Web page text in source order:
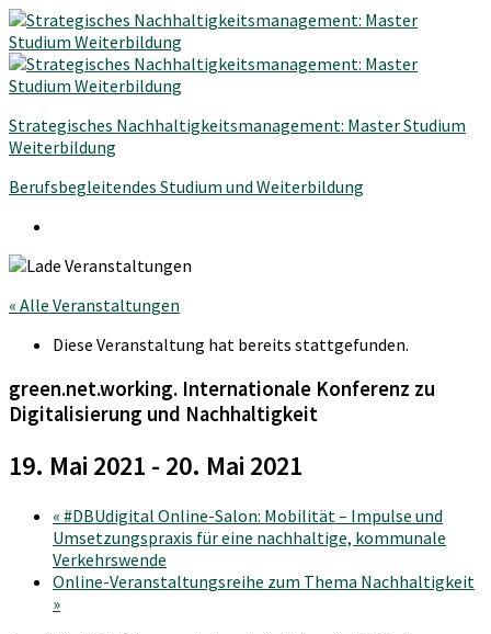
Strategisches Nachhaltigkeitsmanagement: Master Studium
Weiterbildung
Berufsbegleitendes Studium und Weiterbildung
« Alle Veranstaltungen
Diese Veranstaltung hat bereits stattgefunden.
green.net.working. Internationale Konferenz zu
Digitalisierung und Nachhaltigkeit
19. Mai 2021 - 20. Mai 2021
« #DBUdigital Online-Salon: Mobilität – Impulse und
Umsetzungspraxis für eine nachhaltige, kommunale
Verkehrswende
Online-Veranstaltungsreihe zum Thema Nachhaltigkeit
»